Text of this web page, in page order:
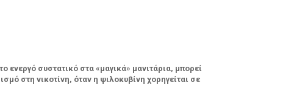
ενεργό συστατικό στα «μαγικά» μανιτάρια, μπορεί
στη νικοτίνη, όταν η ψιλοκυβίνη χορηγείται σε